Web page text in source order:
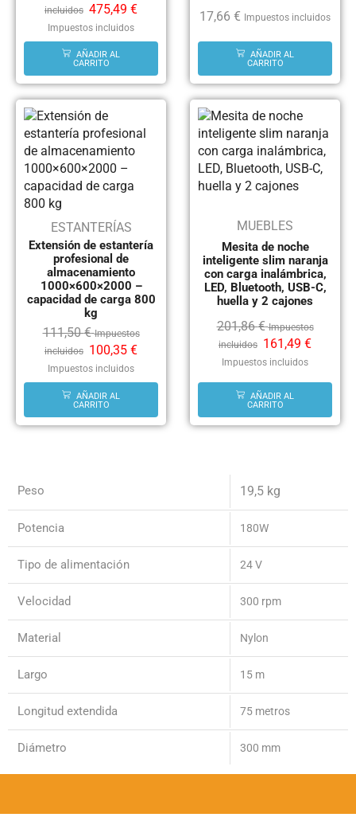
incluidos 475,49 €
Impuestos incluidos
AÑADIR AL
CARRITO
17,66 € Impuestos incluidos
AÑADIR AL
CARRITO
ESTANTERÍAS
Extensión de estantería
profesional de
almacenamiento
1000×600×2000 –
capacidad de carga 800
kg
111,50€ Impuestos
incluidos 100,35 €
Impuestos incluidos
AÑADIR AL
CARRITO
MUEBLES
Mesita de noche
inteligente slim naranja
con carga inalámbrica,
LED, Bluetooth, USB-C,
huella y 2 cajones
201,86€ Impuestos
incluidos 161,49 €
Impuestos incluidos
AÑADIR AL
CARRITO
Peso 19,5 kg
Potencia 180W
Tipo de alimentación 24 V
Velocidad 300 rpm
Material Nylon
Largo 15 m
Longitud extendida 75 metros
Diámetro 300 mm